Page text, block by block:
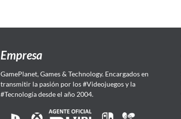
Empresa
GamePlanet, Games & Technology. Encargados en
transmitir la pasión por los #Videojuegos y la
#Tecnología desde el año 2004.